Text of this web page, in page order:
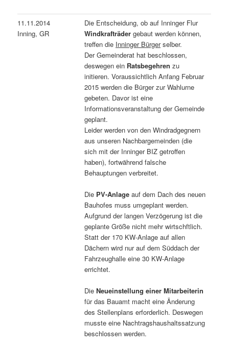
11.11.2014
Inning, GR
Die Entscheidung, ob auf Inninger Flur
Windkrafträder gebaut werden können,
treffen die Inninger Bürgerselber.
Der Gemeinderat hat beschlossen,
deswegen ein Ratsbegehren zu
initieren. Voraussichtlich Anfang Februar
2015 werden die Bürger zur Wahlurne
gebeten. Davor ist eine
Informationsveranstaltung der Gemeinde
geplant.
Leider werden von den Windradgegnern
aus unseren Nachbargemeinden (die
sich mit der Inninger BIZ getroffen
haben), fortwährend falsche
Behauptungen verbreitet.
Die PV-Anlage auf dem Dach des neuen
Bauhofes muss umgeplant werden.
Aufgrund der langen Verzögerung ist die
geplante Größe nicht mehr wirtschftlich.
Statt der 170 KW-Anlage auf allen
Dächern wird nur auf dem Süddach der
Fahrzeughalle eine 30 KW-Anlage
errichtet.
DieNeueinstellung einer Mitarbeiterin
für das Bauamt macht eine Änderung
des Stellenplans erforderlich. Deswegen
musste eine Nachtragshaushaltssatzung
beschlossen werden.